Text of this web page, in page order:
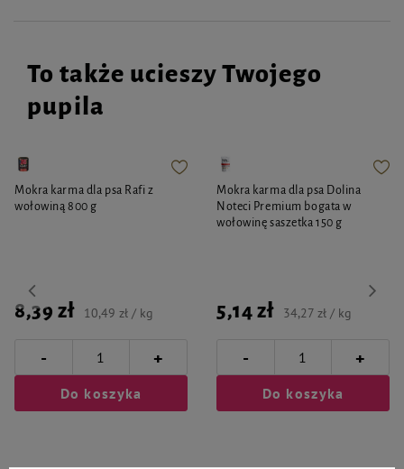
To także ucieszy Twojego
pupila
Mokra karma dla psa Rafi z
wołowiną 800 g
8,39 zł 10,49 zł / kg
- +
Do koszyka
Mokra karma dla psa Dolina
Noteci Premium bogata w
wołowinę saszetka 150 g
5,14 zł 34,27 zł / kg
- +
Do koszyka